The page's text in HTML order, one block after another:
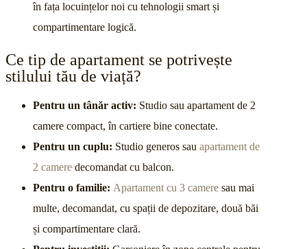
în fața locuințelor noi cu tehnologii smart și
compartimentare logică.
Ce tip de apartament se potrivește
stilului tău de viață?
Pentru un tânăr activ: Studio sau apartament de 2
camere compact, în cartiere bine conectate.
Pentru un cuplu: Studio generos sau apartament de
2 camere decomandat cu balcon.
Pentru o familie: Apartament cu 3 camere sau mai
multe, decomandat, cu spații de depozitare, două băi
și compartimentare clară.